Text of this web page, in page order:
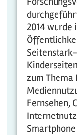
2014 wurde
zum Thema
Fernsehen,